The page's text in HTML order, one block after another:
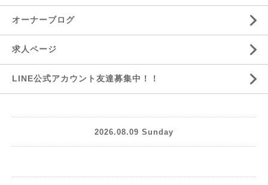
オーナーブログ
求人ページ
LINE公式アカウント友達募集中！！
2026.08.09 Sunday